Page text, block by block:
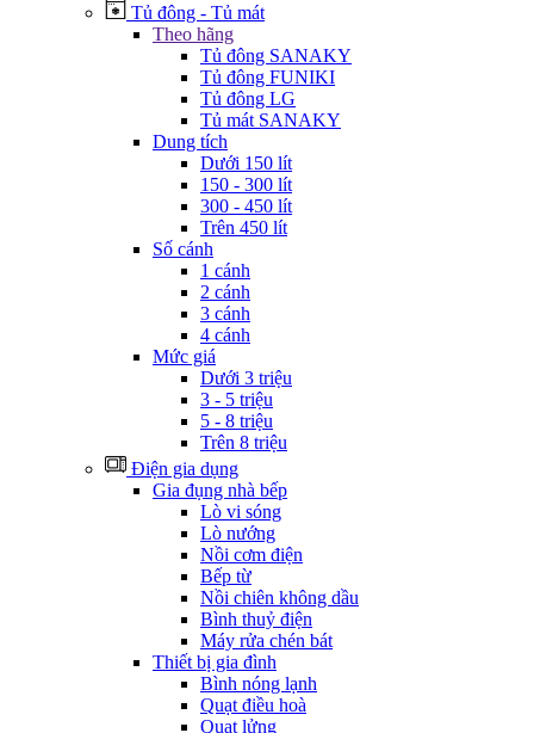
Tủ đông - Tủ mát
Theo hãng
Tủ đông SANAKY
Tủ đông FUNIKI
Tủ đông LG
Tủ mát SANAKY
Dung tích
Dưới 150 lít
150 - 300 lít
300 - 450 lít
Trên 450 lít
Số cánh
1 cánh
2 cánh
3 cánh
4 cánh
Mức giá
Dưới 3 triệu
3 - 5 triệu
5 - 8 triệu
Trên 8 triệu
Điện gia dụng
Gia đụng nhà bếp
Lò vi sóng
Lò nướng
Nồi cơm điện
Bếp từ
Nồi chiên không dầu
Bình thuỷ điện
Máy rửa chén bát
Thiết bị gia đình
Bình nóng lạnh
Quạt điều hoà
Quạt lửng